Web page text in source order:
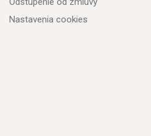
Nastavenia cookies